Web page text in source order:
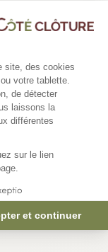
WICLIP
€
site, des cookies
votre tablette.
de détecter
laissons la
différentes
sur le lien
et continuer